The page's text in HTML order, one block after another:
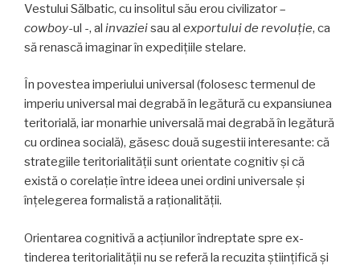
Vestului Sălbatic, cu insolitul său erou ci­vilizator –
cowboy-ul -, al invazieisau al exportului de revoluție, ca
să renască imaginar în expedițiile stelare.
În povestea imperiului universal (folosesc termenul de
imperiu universal mai degrabă în legătură cu expan­siunea
teritorială, iar monarhie universală mai degrabă în legătură
cu ordinea socială), găsesc două sugestii interesante: că
strategiile teritorialității sunt orientate cognitiv și că
există o corelație între ideea unei ordini universale și
înțelegerea formalistă a raționalității.
Orientarea cognitivă a acțiunilor îndreptate spre ex­
tinderea teritorialității nu se referă la recuzita științifică și